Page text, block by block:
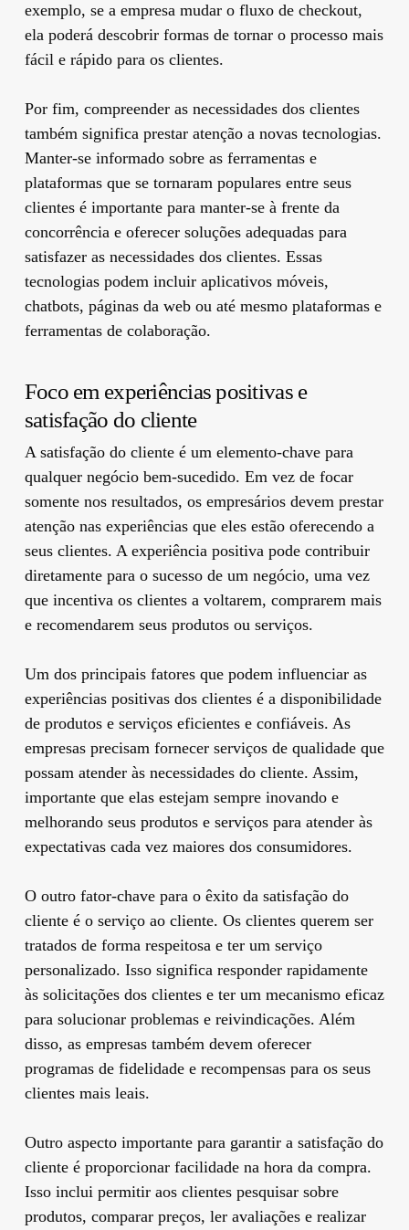
exemplo, se a empresa mudar o fluxo de checkout,
ela poderá descobrir formas de tornar o processo mais
fácil e rápido para os clientes.
Por fim, compreender as necessidades dos clientes
também significa prestar atenção a novas tecnologias.
Manter-se informado sobre as ferramentas e
plataformas que se tornaram populares entre seus
clientes é importante para manter-se à frente da
concorrência e oferecer soluções adequadas para
satisfazer as necessidades dos clientes. Essas
tecnologias podem incluir aplicativos móveis,
chatbots, páginas da web ou até mesmo plataformas e
ferramentas de colaboração.
Foco em experiências positivas e
satisfação do cliente
A satisfação do cliente é um elemento-chave para
qualquer negócio bem-sucedido. Em vez de focar
somente nos resultados, os empresários devem prestar
atenção nas experiências que eles estão oferecendo a
seus clientes. A experiência positiva pode contribuir
diretamente para o sucesso de um negócio, uma vez
que incentiva os clientes a voltarem, comprarem mais
e recomendarem seus produtos ou serviços.
Um dos principais fatores que podem influenciar as
experiências positivas dos clientes é a disponibilidade
de produtos e serviços eficientes e confiáveis. As
empresas precisam fornecer serviços de qualidade que
possam atender às necessidades do cliente. Assim,
importante que elas estejam sempre inovando e
melhorando seus produtos e serviços para atender às
expectativas cada vez maiores dos consumidores.
O outro fator-chave para o êxito da satisfação do
cliente é o serviço ao cliente. Os clientes querem ser
tratados de forma respeitosa e ter um serviço
personalizado. Isso significa responder rapidamente
às solicitações dos clientes e ter um mecanismo eficaz
para solucionar problemas e reivindicações. Além
disso, as empresas também devem oferecer
programas de fidelidade e recompensas para os seus
clientes mais leais.
Outro aspecto importante para garantir a satisfação do
cliente é proporcionar facilidade na hora da compra.
Isso inclui permitir aos clientes pesquisar sobre
produtos, comparar preços, ler avaliações e realizar